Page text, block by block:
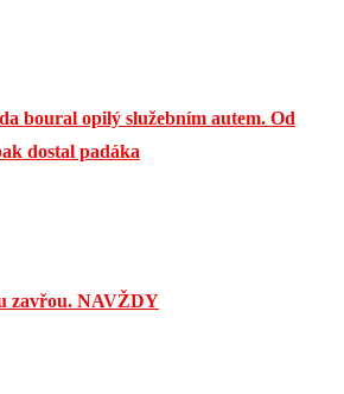
boural opilý služebním autem. Od
dostal padáka
zavřou. NAVŽDY